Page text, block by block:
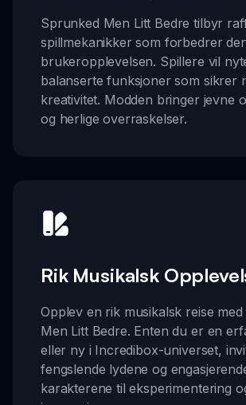
Sprunked Men Litt Bedre tilbyr
spillmekanikker som forbedrer
brukeropplevelsen. Spillere vil
balanserte funksjoner som sikrer
kreativitet. Modden bringer jevne
og herlige overraskelser.
Rik Musikalsk
Opplev en rik musikalsk reise
Men Litt Bedre. Enten du er en
eller ny i Incredibox-universet,
fengslende lydene og
karakterene til eksperimentering